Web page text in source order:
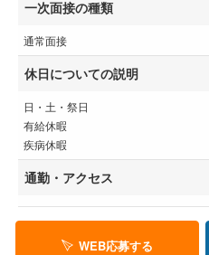
一次面接の種類
通常面接
休日についての説明
日・土・祭日
有給休暇
疾病休暇
通勤・アクセス
WEB応募する